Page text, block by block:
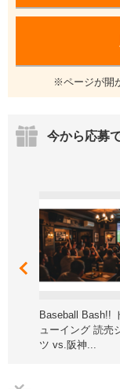
その場合には、当社が
契約を締結した上で委
求する権利があります。
連絡先：0120-999-000
J:COMグループ各社
ポリシーページをご
https://cc-
JCOMマーケティ
連絡先：097-542-1121
詳しくは、下記プラ
※ページが開
今から応募
Baseball Bash!!
ューイング 読売
ツ vs.阪神...